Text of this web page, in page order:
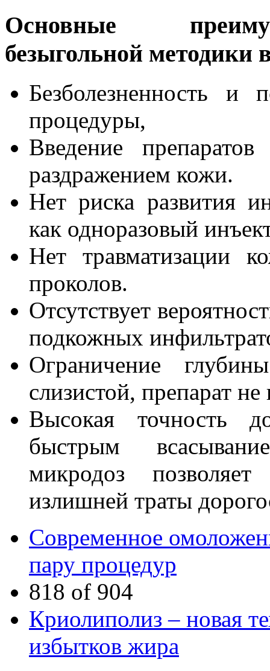
Основные
безыгольной методики
Безболезненность и
процедуры,
Введение
раздражением кожи.
Нет риска развития
как одноразовый
Нет травматизации
проколов.
Отсутствует
подкожных
Ограничение
слизистой, препарат
Высокая точность
быстрым
микродоз
излишней траты
Современное
пару процедур
818 of 904
Криолиполиз – новая
избытков жира